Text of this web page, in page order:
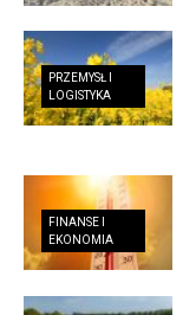
PRZEMYSŁ I
LOGISTYKA
FINANSE I
EKONOMIA